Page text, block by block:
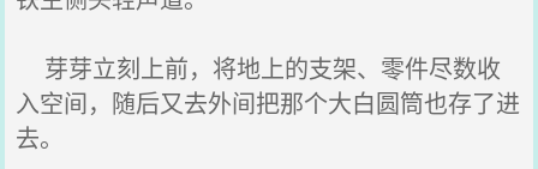
芽芽立刻上前，将地上的支架、零件尽数收
入空间，随后又去外间把那个大白圆筒也存了进
去。